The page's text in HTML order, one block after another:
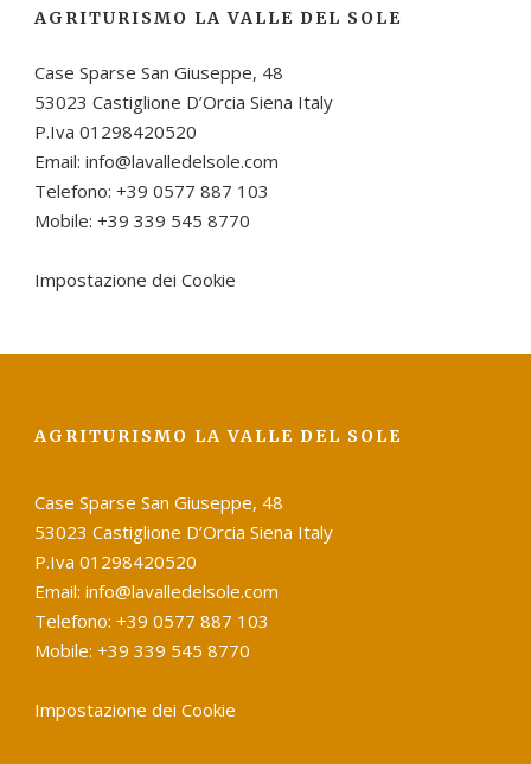
AGRITURISMO LA VALLE DEL SOLE
Case Sparse San Giuseppe, 48
53023 Castiglione D’Orcia Siena Italy
P.Iva 01298420520
Email: info@lavalledelsole.com
Telefono: +39 0577 887 103
Mobile: +39 339 545 8770
Impostazione dei Cookie
AGRITURISMO LA VALLE DEL SOLE
Case Sparse San Giuseppe, 48
53023 Castiglione D’Orcia Siena Italy
P.Iva 01298420520
Email: info@lavalledelsole.com
Telefono: +39 0577 887 103
Mobile: +39 339 545 8770
Impostazione dei Cookie